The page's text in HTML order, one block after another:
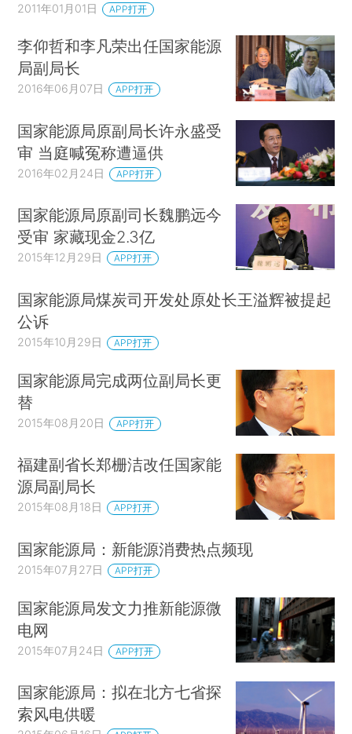
2011年01月01日 APP打开
李仰哲和李凡荣出任国家能源
局副局长
2016年06月07日 APP打开
国家能源局原副局长许永盛受
审 当庭喊冤称遭逼供
2016年02月24日 APP打开
国家能源局原副司长魏鹏远今
受审 家藏现金2.3亿
2015年12月29日 APP打开
国家能源局煤炭司开发处原处长王溢辉被提起
公诉
2015年10月29日 APP打开
国家能源局完成两位副局长更
替
2015年08月20日 APP打开
福建副省长郑栅洁改任国家能
源局副局长
2015年08月18日 APP打开
国家能源局：新能源消费热点频现
2015年07月27日 APP打开
国家能源局发文力推新能源微
电网
2015年07月24日 APP打开
国家能源局：拟在北方七省探
索风电供暖